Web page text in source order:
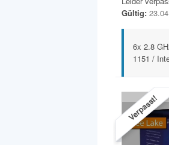
Gültig:
6x 2.8
1151 /
Verpasst!